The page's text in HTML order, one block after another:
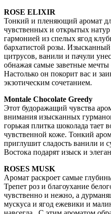
ROSE ELIXIR
Тонкий и пленяющий аромат
чувственных и открытых натур
гармонией из спелых ягод
бархатистой розы.
цитрусов, ванили и пачули
обнажая самые заветные
Настолько он покорит вас и
экзотическим сочетанием.
Montale Chocolate Greedy
Этот будоражащий чувства
внимания изысканных
горькая плитка шоколада тает
чувственной коже. Тонкий
приглушит сладость ванили и
Востока подарят изыск и
ROSES MUSK
Аромат раскроет самые
Трепет роз и благоухание
чувственно и нежно, а
мускуса и ягод ежевики и